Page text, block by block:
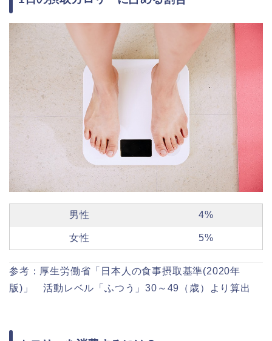
男性 4%
女性 5%
参考：厚生労働省「日本人の食事摂取基準(2020年
版)」 活動レベル「ふつう」30～49（歳）より算出